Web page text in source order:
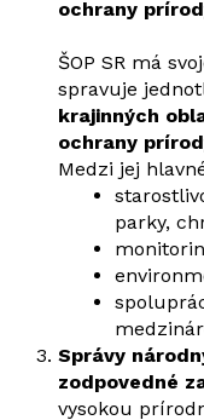
ochrany
ŠOP SR má
spravuje
krajinných
ochrany
Medzi jej
parky,
Správy
zodpovedné
vysokou